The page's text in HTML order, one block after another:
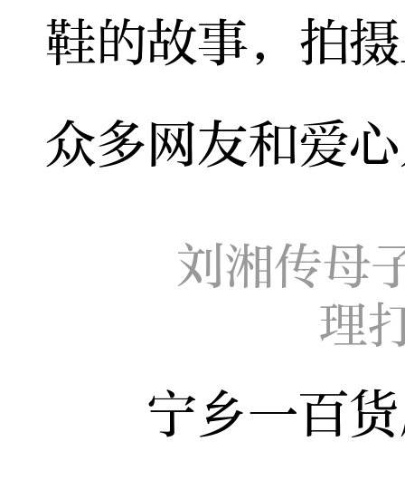
鞋的故事，拍
众多网友和爱
刘湘传母
理
宁乡一百货